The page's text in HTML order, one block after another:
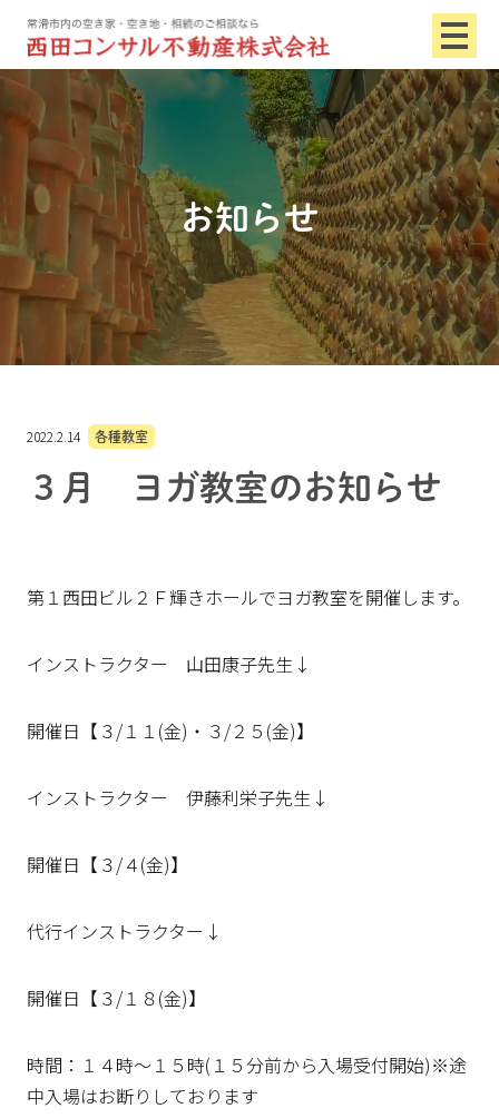
お知らせ
2022.2.14 各種教室
３月 ヨガ教室のお知らせ
第１西田ビル２Ｆ輝きホールでヨガ教室を開催します。
インストラクター 山田康子先生↓
開催日【３/１１(金)・３/２５(金)】
インストラクター 伊藤利栄子先生↓
開催日【３/４(金)】
代行インストラクター↓
開催日【３/１８(金)】
時間：１４時～１５時(１５分前から入場受付開始)※途
中入場はお断りしております